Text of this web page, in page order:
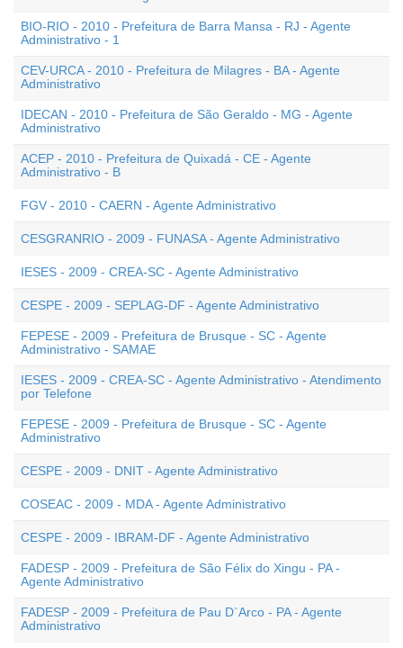
BIO-RIO - 2010 - Prefeitura de Barra Mansa - RJ - Agente
Administrativo - 1
CEV-URCA - 2010 - Prefeitura de Milagres - BA - Agente
Administrativo
IDECAN - 2010 - Prefeitura de São Geraldo - MG - Agente
Administrativo
ACEP - 2010 - Prefeitura de Quixadá - CE - Agente
Administrativo - B
FGV - 2010 - CAERN - Agente Administrativo
CESGRANRIO - 2009 - FUNASA - Agente Administrativo
IESES - 2009 - CREA-SC - Agente Administrativo
CESPE - 2009 - SEPLAG-DF - Agente Administrativo
FEPESE - 2009 - Prefeitura de Brusque - SC - Agente
Administrativo - SAMAE
IESES - 2009 - CREA-SC - Agente Administrativo - Atendimento
por Telefone
FEPESE - 2009 - Prefeitura de Brusque - SC - Agente
Administrativo
CESPE - 2009 - DNIT - Agente Administrativo
COSEAC - 2009 - MDA - Agente Administrativo
CESPE - 2009 - IBRAM-DF - Agente Administrativo
FADESP - 2009 - Prefeitura de São Félix do Xingu - PA -
Agente Administrativo
FADESP - 2009 - Prefeitura de Pau D`Arco - PA - Agente
Administrativo